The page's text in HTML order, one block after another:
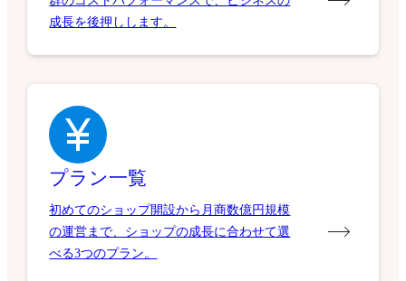
成長を後押しします。
プラン一覧
初めてのショップ開設から月商数億円規模
の運営まで、ショップの成長に合わせて選
べる3つのプラン。